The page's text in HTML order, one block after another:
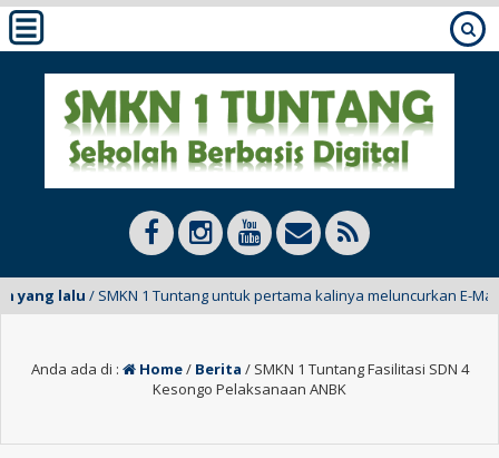
lalu/ SMKN 1 Tuntang untuk pertama kalinya meluncurkan E-
Anda ada di : Home/ Berita / SMKN 1 Tuntang Fasilitasi SDN 4
Kesongo Pelaksanaan ANBK